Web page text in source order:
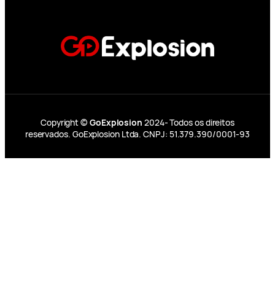
Copyright © GoExplosion 2024- Todos os direitos
reservados. GoExplosion Ltda. CNPJ: 51.379.390/0001-93